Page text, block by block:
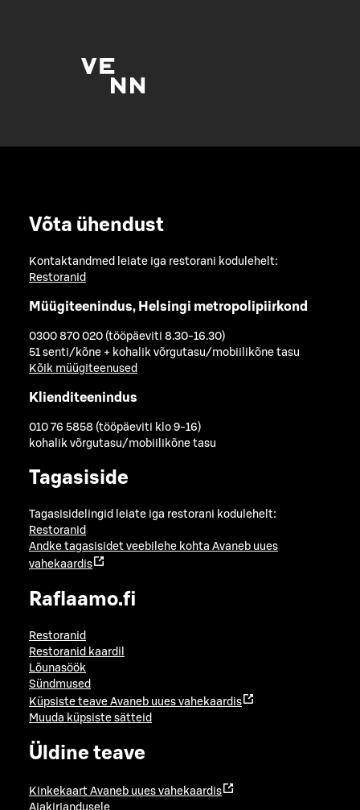
Võta ühendust
Kontaktandmed leiate iga restorani kodulehelt:
Restoranid
Müügiteenindus, Helsingi metropolipiirkond
0300 870 020 (tööpäeviti 8.30-16.30)
51 senti/kõne + kohalik võrgutasu/mobiilikõne tasu
Kõik müügiteenused
Klienditeenindus
010 76 5858 (tööpäeviti klo 9-16)
kohalik võrgutasu/mobiilikõne tasu
Tagasiside
Tagasisidelingid leiate iga restorani kodulehelt:
Restoranid
Andke tagasisidet veebilehe kohta Avaneb uues
vahekaardis
Raflaamo.fi
Restoranid
Restoranid kaardil
Lõunasöök
Sündmused
Küpsiste teave Avaneb uues vahekaardis
Muuda küpsiste sätteid
Üldine teave
Kinkekaart Avaneb uues vahekaardis
Ajakirjandusele